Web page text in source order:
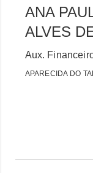
ANA
ALVES
Aux.
APARECIDA DO